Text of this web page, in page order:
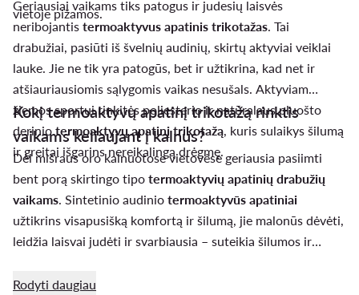
vietoje pižamos.
Geriausiai vaikams tiks patogus ir judesių laisvės
neribojantis termoaktyvus apatinis trikotažas. Tai
drabužiai, pasiūti iš švelnių audinių, skirtų aktyviai veiklai
lauke. Jie ne tik yra patogūs, bet ir užtikrina, kad net ir
atšiauriausiomis sąlygomis vaikas nesušals. Aktyviam
žiemos sportui rinkitės poliesterio ir natūralaus pluošto
deriniotermoaktyvų apatinį trikotažą, kuris sulaikys šilumą
ir greitai išgarins nereikalingą drėgmę.
Kokį termoaktyvų apatinį trikotažą rinktis
vaikams keliaujant į kalnus?
Dėl mišraus oro kalnuotose vietovėse geriausia pasiimti
bent porą skirtingo tipo termoaktyvių apatinių drabužių
vaikams. Sintetinio audinio termoaktyvūs apatiniai
užtikrins visapusišką komfortą ir šilumą, jie malonūs dėvėti,
leidžia laisvai judėti ir svarbiausia – suteikia šilumos ir
šilko ar medvilnės – jie bus malonūs ir šilti, juos galima
Rodyti daugiau